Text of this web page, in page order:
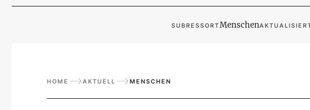
SUBRESSORTMenschen
HOME AKTUELL MENSCHEN